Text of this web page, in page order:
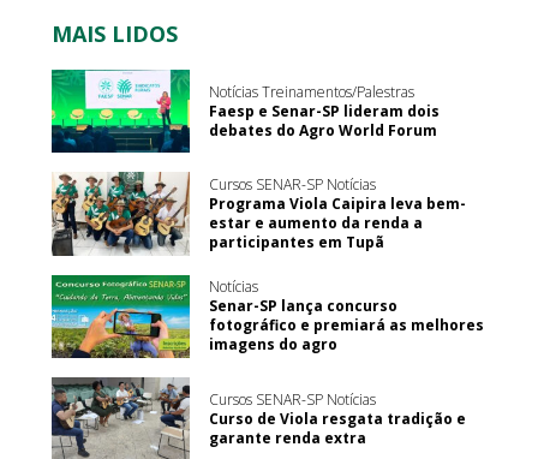
MAIS LIDOS
Notícias Treinamentos/Palestras
Faesp e Senar-SP lideram dois
debates do Agro World Forum
Cursos SENAR-SP Notícias
Programa Viola Caipira leva bem-
estar e aumento da renda a
participantes em Tupã
Notícias
Senar-SP lança concurso
fotográfico e premiará as melhores
imagens do agro
Cursos SENAR-SP Notícias
Curso de Viola resgata tradição e
garante renda extra